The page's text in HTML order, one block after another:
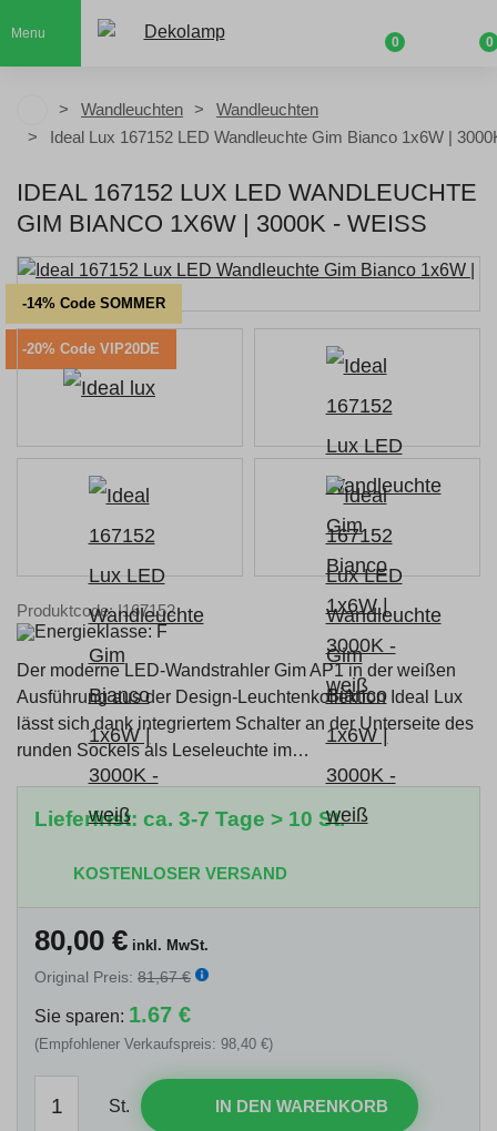
Menu
0 0
Wandleuchten
Wandleuchten
Ideal Lux 167152 LED Wandleuchte Gim Bianco 1x6W |
IDEAL 167152 LUX LED WANDLEUCHTE
GIM BIANCO 1X6W | 3000K - WEISS
-14% Code SOMMER
-20% Code VIP20DE
Produktcode: I167152
Der moderne LED-Wandstrahler Gim AP1 in der weißen
Ausführung aus der Design-Leuchtenkollektion Ideal Lux
lässt sich dank integriertem Schalter an der Unterseite des
runden Sockels als Leseleuchte im…
Lieferfrist: ca. 3-7 Tage > 10 St.
KOSTENLOSER VERSAND
80,00 € inkl. MwSt.
Original Preis: 81,67 €
Sie sparen: 1.67 €
(Empfohlener Verkaufspreis: 98,40 €)
St. IN DEN WARENKORB